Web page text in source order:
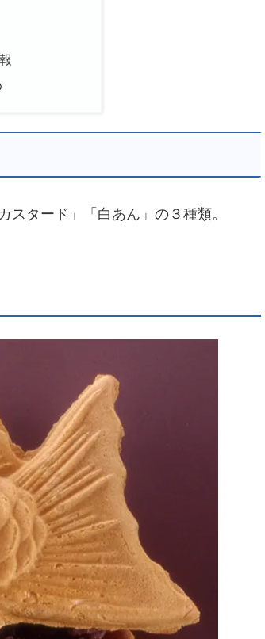
スタード」「白あん」の３種類。